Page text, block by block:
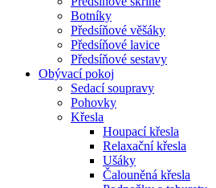
Botníky
Předsíňové věšáky
Předsíňové lavice
Předsíňové sestavy
Obývací pokoj
Sedací soupravy
Pohovky
Křesla
Houpací křesla
Relaxační křesla
Ušáky
Čalouněná křesla